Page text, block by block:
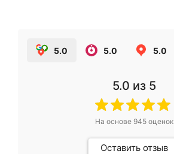
5.0 5.0 5.0
5.0 из 5
На основе 945оценок
Оставить отзыв